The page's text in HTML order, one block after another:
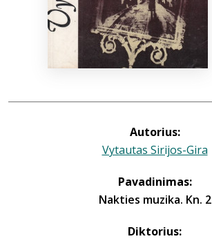
Autorius:
Vytautas Sirijos-Gira
Pavadinimas:
Nakties muzika. Kn. 2
Diktorius: